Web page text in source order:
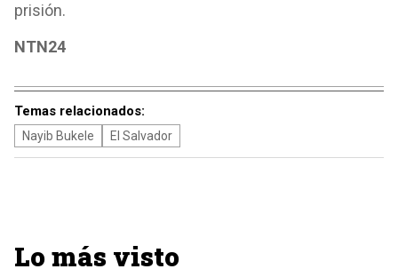
prisión.
NTN24
Temas relacionados:
Nayib Bukele El Salvador
Lo más visto